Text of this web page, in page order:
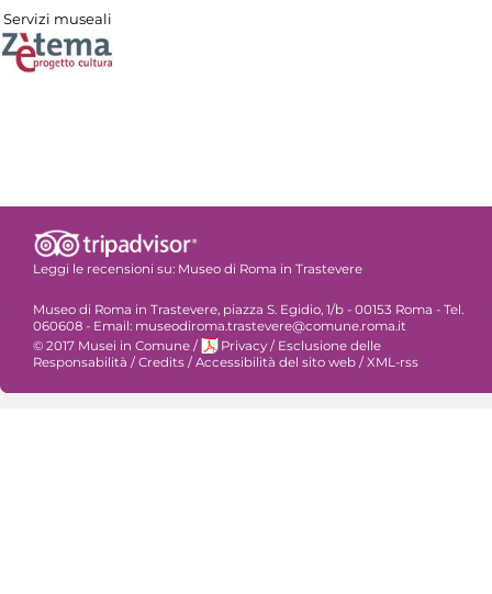
Servizi museali
Leggi le recensioni su: Museo di Roma in Trastevere
Museo di Roma in Trastevere, piazza S. Egidio, 1/b - 00153 Roma - Tel.
060608 - Email: museodiroma.trastevere@comune.roma.it
© 2017 Musei in Comune / Privacy / Esclusione delle
Responsabilità /Credits /Accessibilità del sito web /XML-rss